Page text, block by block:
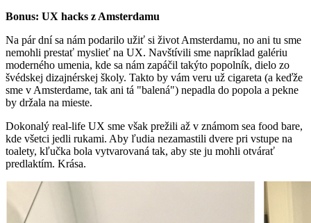
Bonus: UX hacks z Amsterdamu
Na pár dní sa nám podarilo užiť si život Amsterdamu, no ani tu sme
nemohli prestať myslieť na UX. Navštívili sme napríklad galériu
moderného umenia, kde sa nám zapáčil takýto popolník, dielo zo
švédskej dizajnérskej školy. Takto by vám veru už cigareta (a keďže
sme v Amsterdame, tak ani tá "balená") nepadla do popola a pekne
by držala na mieste.
Dokonalý real-life UX sme však prežili až v známom sea food bare,
kde všetci jedli rukami. Aby ľudia nezamastili dvere pri vstupe na
toalety, kľučka bola vytvarovaná tak, aby ste ju mohli otvárať
predlaktím. Krása.